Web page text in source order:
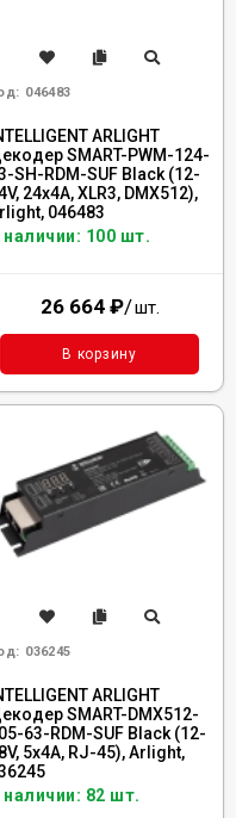
046483
ARLIGHT
SMART-PWM-124-
SH-RDM-SUF Black (12-
24x4A, XLR3, DMX512),
046483
наличии: 100 шт.
26 664 ₽/шт.
В корзину
036245
ARLIGHT
SMART-DMX512-
63-RDM-SUF Black (12-
5x4A, RJ-45), Arlight,
наличии: 82 шт.